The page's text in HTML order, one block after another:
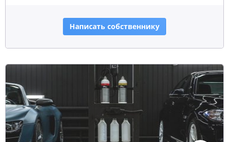
Написать собственнику